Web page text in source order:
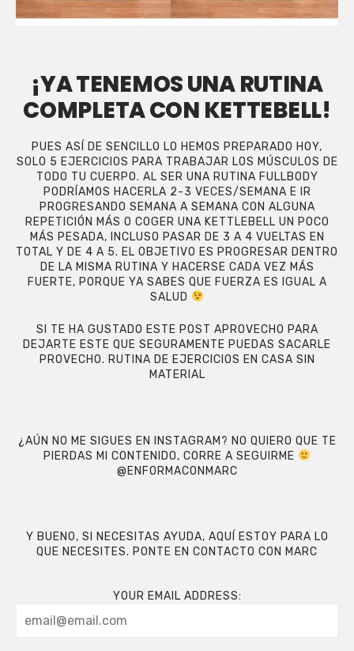
¡YA TENEMOS UNA RUTINA
COMPLETA CON KETTEBELL!
PUES ASÍ DE SENCILLO LO HEMOS PREPARADO HOY,
SOLO 5 EJERCICIOS PARA TRABAJAR LOS MÚSCULOS DE
TODO TU CUERPO. AL SER UNA RUTINA FULLBODY
PODRÍAMOS HACERLA 2-3 VECES/SEMANA E IR
PROGRESANDO SEMANA A SEMANA CON ALGUNA
REPETICIÓN MÁS O COGER UNA KETTLEBELL UN POCO
MÁS PESADA, INCLUSO PASAR DE 3 A 4 VUELTAS EN
TOTAL Y DE 4 A 5. EL OBJETIVO ES PROGRESAR DENTRO
DE LA MISMA RUTINA Y HACERSE CADA VEZ MÁS
FUERTE, PORQUE YA SABES QUE FUERZA ES IGUAL A
SALUD
SI TE HA GUSTADO ESTE POST APROVECHO PARA
DEJARTE ESTE QUE SEGURAMENTE PUEDAS SACARLE
PROVECHO. RUTINA DE EJERCICIOS EN CASA SIN
MATERIAL
¿AÚN NO ME SIGUES EN INSTAGRAM? NO QUIERO QUE TE
PIERDAS MI CONTENIDO, CORRE A SEGUIRME
@ENFORMACONMARC
Y BUENO, SI NECESITAS AYUDA, AQUÍ ESTOY PARA LO
QUE NECESITES. PONTE EN CONTACTO CON MARC
YOUR EMAIL ADDRESS: